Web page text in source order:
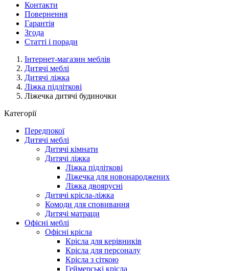
Контакти
Повернення
Гарантія
Згода
Статті і поради
Інтернет-магазин меблів
Дитячі меблі
Дитячі ліжка
Ліжка підліткові
Ліжечка дитячі будиночки
Категорії
Передпокої
Дитячі меблі
Дитячі кімнати
Дитячі ліжка
Ліжка підліткові
Ліжечка для новонароджених
Ліжка двоярусні
Дитячі крісла-ліжка
Комоди для сповивання
Дитячі матраци
Офісні меблі
Офісні крісла
Крісла для керівників
Крісла для персоналу
Крісла з сіткою
Геймерські крісла